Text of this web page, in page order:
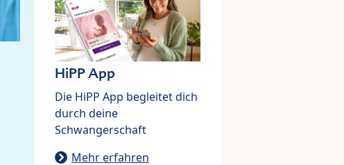
HiPP App
Die HiPP App begleitet dich
durch deine
Schwangerschaft
Mehr erfahren